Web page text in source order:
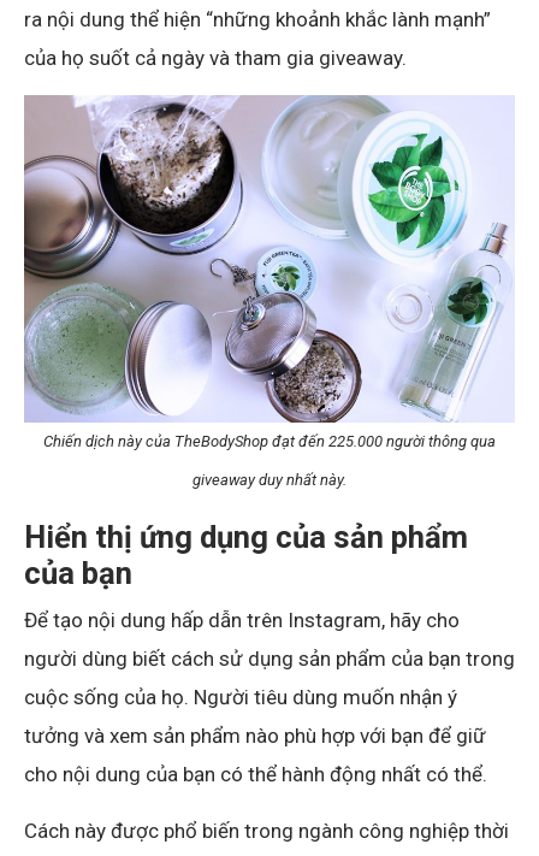
ra nội dung thể hiện “những khoảnh khắc lành mạnh”
của họ suốt cả ngày và tham gia giveaway.
Chiến dịch này của TheBodyShop đạt đến 225.000 người thông qua
giveaway duy nhất này.
Hiển thị ứng dụng của sản phẩm
của bạn
Để tạo nội dung hấp dẫn trên Instagram, hãy cho
người dùng biết cách sử dụng sản phẩm của bạn trong
cuộc sống của họ. Người tiêu dùng muốn nhận ý
tưởng và xem sản phẩm nào phù hợp với bạn để giữ
cho nội dung của bạn có thể hành động nhất có thể.
Cách này được phổ biến trong ngành công nghiệp thời